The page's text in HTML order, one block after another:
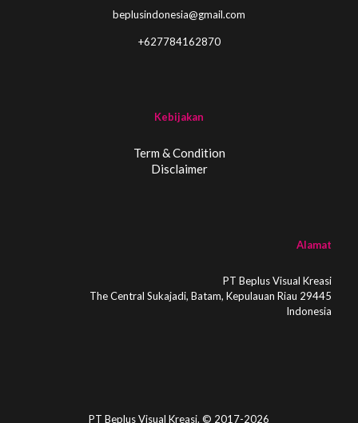
beplusindonesia@gmail.com
+627784162870
Kebijakan
Term & Condition
Disclaimer
Alamat
PT Beplus Visual Kreasi
The Central Sukajadi, Batam, Kepulauan Riau 29445
Indonesia
PT Beplus Visual Kreasi. © 2017-2026